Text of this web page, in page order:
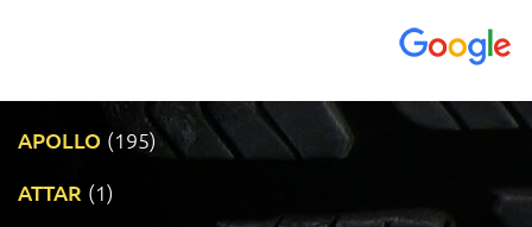
APOLLO (195)
ATTAR (1)